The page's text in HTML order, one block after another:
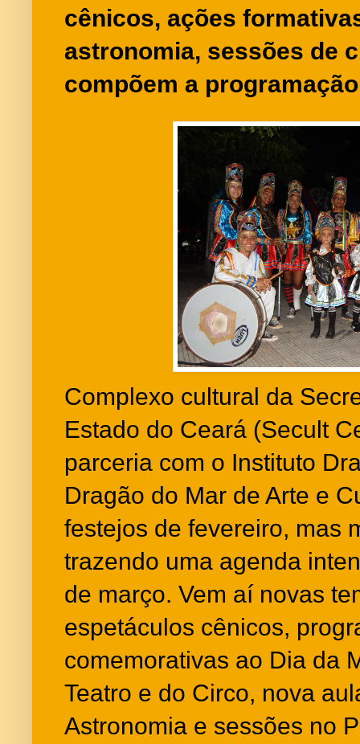
cênicos, ações
astronomia, sessões de
compõem a programação
Complexo cultural da
Estado do Ceará (Secult
parceria com o Instituto
Dragão do Mar de Arte e
festejos de fevereiro, mas
trazendo uma agenda
de março. Vem aí novas
espetáculos cênicos,
comemorativas ao Dia da
Teatro e do Circo, nova
Astronomia e sessões no